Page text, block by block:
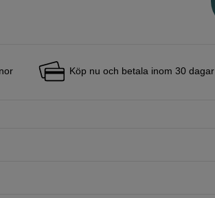
Köp nu och betala inom 30 dagar